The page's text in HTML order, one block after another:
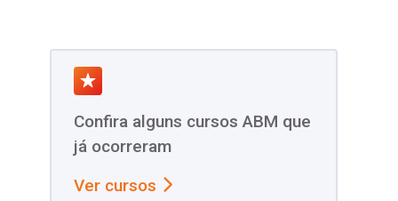
Confira alguns cursos ABM que
já ocorreram
Ver cursos